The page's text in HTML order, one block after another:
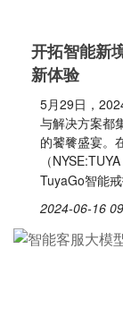
开拓智能新
新体验
5月29日，
与解决方案都
的饕餮盛宴。
（
TuyaGo智能
2024-06-16